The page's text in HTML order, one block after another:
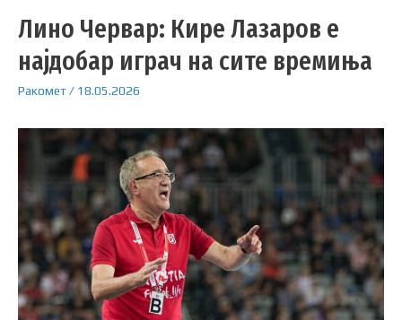
Лино Червар: Кире Лазаров е
најдобар играч на сите времиња
Ракомет/ 18.05.2026